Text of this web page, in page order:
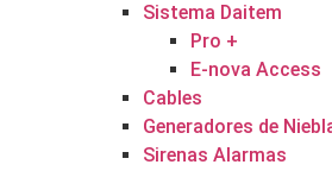
Sistema Daitem
Pro +
E-nova Access
Cables
Generadores de
Sirenas Alarmas